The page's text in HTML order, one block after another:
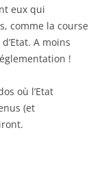
eux qui
comme la course
A moins
!
où l’Etat
(et